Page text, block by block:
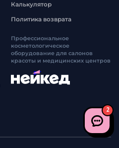
Калькулятор
Политика возврата
Профессиональное
косметологическое
оборудование для салонов
красоты и медицинских центров
2